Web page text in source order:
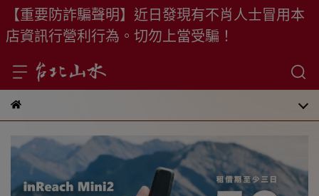
【重要防詐騙聲明】近日發現有不肖人士冒用本
店資訊行營利行為。切勿上當受騙！